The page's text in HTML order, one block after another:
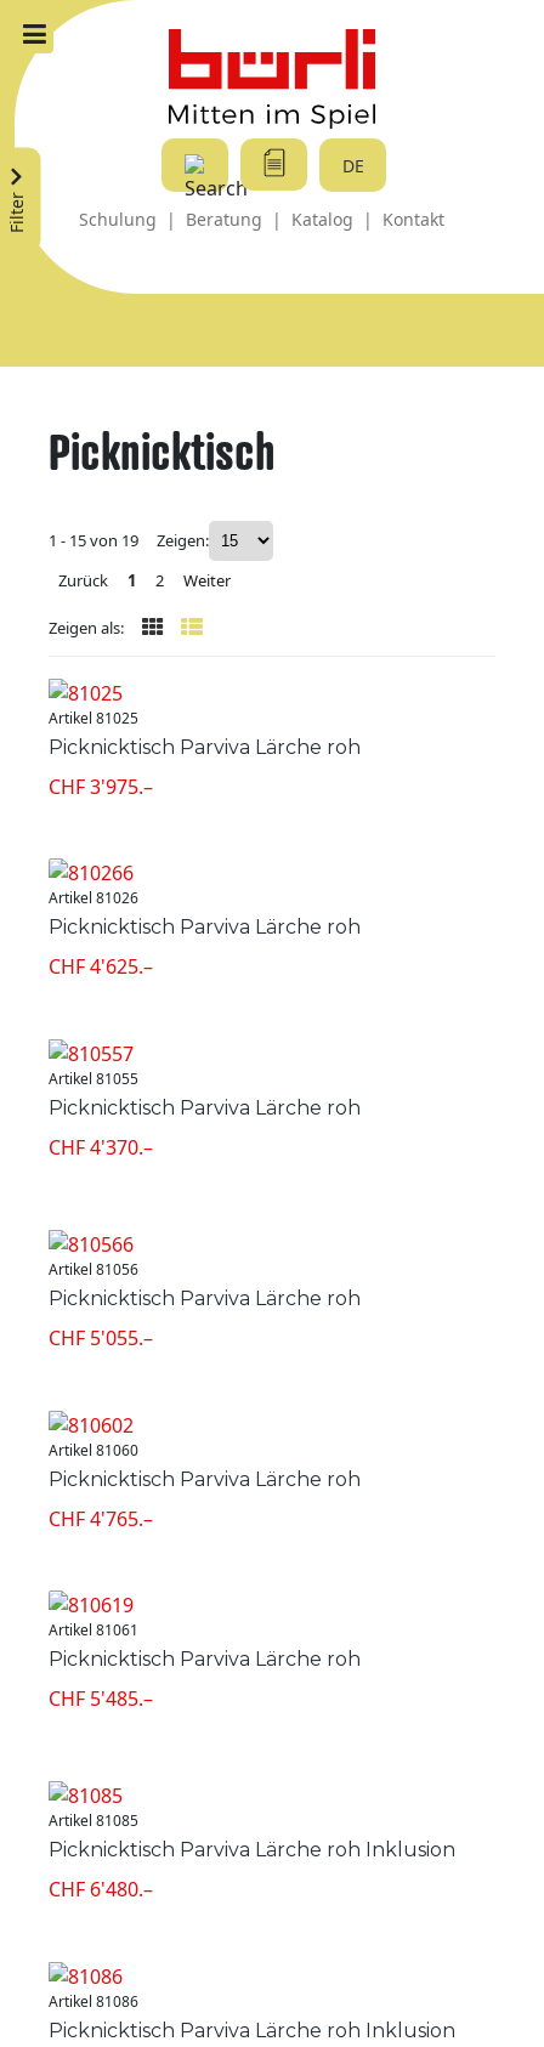
Schulung | Beratung | Katalog | Kontakt
DE
Picknicktisch
1 - 15 von 19
Zeigen:
Zurück
1 2 Weiter
Zeigen als:
Artikel 81025
Picknicktisch Parviva Lärche roh
CHF 3'975.–
Artikel 81026
Picknicktisch Parviva Lärche roh
CHF 4'625.–
Artikel 81055
Picknicktisch Parviva Lärche roh
CHF 4'370.–
Artikel 81056
Picknicktisch Parviva Lärche roh
CHF 5'055.–
Artikel 81060
Picknicktisch Parviva Lärche roh
CHF 4'765.–
Artikel 81061
Picknicktisch Parviva Lärche roh
CHF 5'485.–
Artikel 81085
Picknicktisch Parviva Lärche roh Inklusion
CHF 6'480.–
Artikel 81086
Picknicktisch Parviva Lärche roh Inklusion
Filter